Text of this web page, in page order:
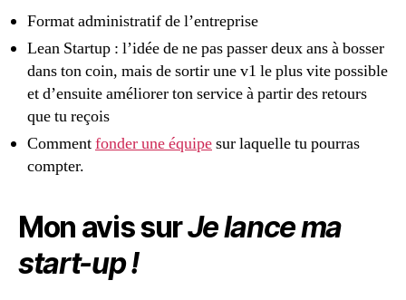
Format administratif de l’entreprise
Lean Startup : l’idée de ne pas passer deux ans à bosser
dans ton coin, mais de sortir une v1 le plus vite possible
et d’ensuite améliorer ton service à partir des retours
que tu reçois
Commentfonder une équipesur laquelle tu pourras
compter.
Mon avis surJe lance ma
start-up !